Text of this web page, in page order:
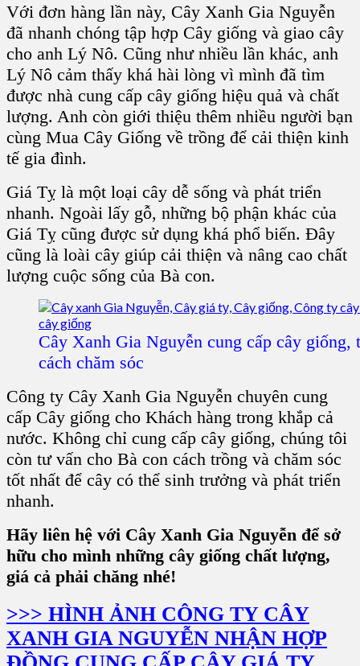
Với đơn hàng lần này, Cây Xanh Gia Nguyễn
đã nhanh chóng tập hợp Cây giống và giao cây
cho anh Lý Nô. Cũng như nhiều lần khác, anh
Lý Nô cảm thấy khá hài lòng vì mình đã tìm
được nhà cung cấp cây giống hiệu quả và chất
lượng. Anh còn giới thiệu thêm nhiều người bạn
cùng Mua Cây Giống về trồng để cải thiện kinh
tế gia đình.
Giá Tỵ là một loại cây dễ sống và phát triển
nhanh. Ngoài lấy gỗ, những bộ phận khác của
Giá Tỵ cũng được sử dụng khá phổ biến. Đây
cũng là loài cây giúp cải thiện và nâng cao chất
lượng cuộc sống của Bà con.
Cây Xanh Gia Nguyễn cung cấp cây giống,
cách chăm sóc
Công ty Cây Xanh Gia Nguyễn chuyên cung
cấp Cây giống cho Khách hàng trong khắp cả
nước. Không chỉ cung cấp cây giống, chúng tôi
còn tư vấn cho Bà con cách trồng và chăm sóc
tốt nhất để cây có thể sinh trưởng và phát triển
nhanh.
Hãy liên hệ với Cây Xanh Gia Nguyễn để sở
hữu cho mình những cây giống chất lượng,
giá cả phải chăng nhé!
>>> HÌNH ẢNH CÔNG TY CÂY
XANH GIA NGUYỄN NHẬN HỢP